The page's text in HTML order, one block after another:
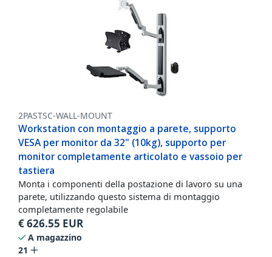
2PASTSC-WALL-MOUNT
Workstation con montaggio a parete, supporto
VESA per monitor da 32" (10kg), supporto per
monitor completamente articolato e vassoio per
tastiera
Monta i componenti della postazione di lavoro su una
parete, utilizzando questo sistema di montaggio
completamente regolabile
€626.55 EUR
A magazzino
21